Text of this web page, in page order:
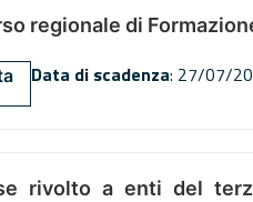
regionale di
Data di scadenza: 27/07/
rivolto a enti del